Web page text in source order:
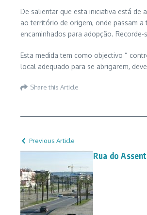
De salientar que esta iniciativa está de
ao território de origem, onde passam a
encaminhados para adopção.
Esta medida tem como objectivo “
local adequado para se abrigarem,
Share this Article
Previous Article
Rua do